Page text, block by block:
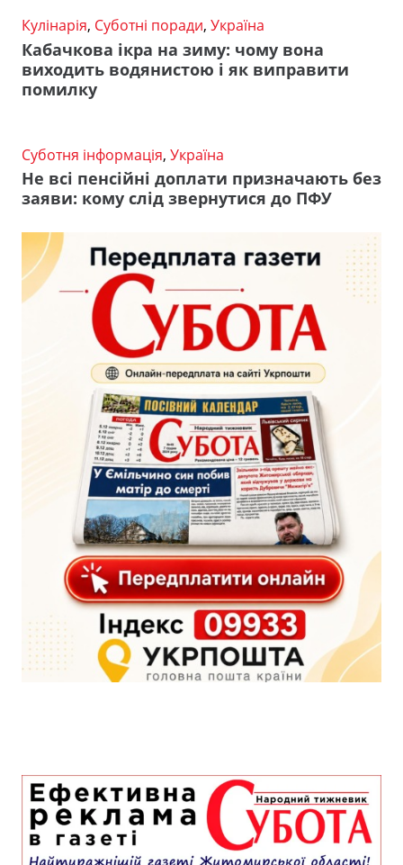
Кулінарія, Суботні поради, Україна
Кабачкова ікра на зиму: чому вона
виходить водянистою і як виправити
помилку
Суботня інформація, Україна
Не всі пенсійні доплати призначають без
заяви: кому слід звернутися до ПФУ